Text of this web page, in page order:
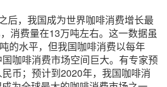
后，我国成为世界咖啡消费增长最
消费量在13万吨左右。这一数据虽
的水平，但我国咖啡消费以每年
咖啡消费市场空间巨大。有专家预
币；预计到2020年，我国咖啡消